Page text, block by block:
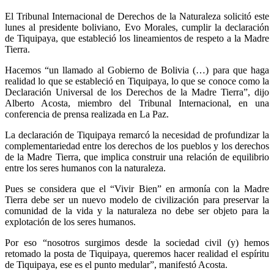
El Tribunal Internacional de Derechos de la Naturaleza solicitó este
lunes al presidente boliviano, Evo Morales, cumplir la declaración
de Tiquipaya, que estableció los lineamientos de respeto a la Madre
Tierra.
Hacemos “un llamado al Gobierno de Bolivia (…) para que haga
realidad lo que se estableció en Tiquipaya, lo que se conoce como la
Declaración Universal de los Derechos de la Madre Tierra”, dijo
Alberto Acosta, miembro del Tribunal Internacional, en una
conferencia de prensa realizada en La Paz.
La declaración de Tiquipaya remarcó la necesidad de profundizar la
complementariedad entre los derechos de los pueblos y los derechos
de la Madre Tierra, que implica construir una relación de equilibrio
entre los seres humanos con la naturaleza.
Pues se considera que el “Vivir Bien” en armonía con la Madre
Tierra debe ser un nuevo modelo de civilización para preservar la
comunidad de la vida y la naturaleza no debe ser objeto para la
explotación de los seres humanos.
Por eso “nosotros surgimos desde la sociedad civil (y) hemos
retomado la posta de Tiquipaya, queremos hacer realidad el espíritu
de Tiquipaya, ese es el punto medular”, manifestó Acosta.